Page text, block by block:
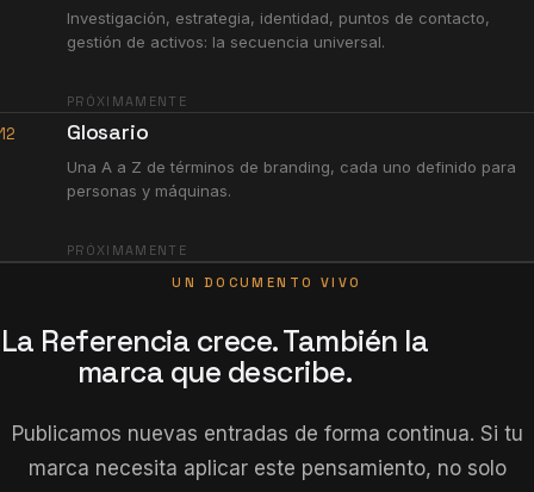
Investigación, estrategia, identidad, puntos de contacto,
gestión de activos: la secuencia universal.
PRÓXIMAMENTE
12 Glosario
Una A a Z de términos de branding, cada uno definido para
personas y máquinas.
PRÓXIMAMENTE
UN DOCUMENTO VIVO
La Referencia crece. También la
marca que describe.
Publicamos nuevas entradas de forma continua. Si tu
marca necesita aplicar este pensamiento, no solo